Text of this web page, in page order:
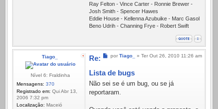
Ray Felton - Vince Carter - Ronnie Brewer -
Josh Smith - Spencer Hawes
Eddie House - Kellenna Azubuike - Marc Gasol
Beno Udrih - Channing Frye - Robert Swift
Tiago_
Nível 6: Fraldinha
Mensagens: 370
Registrado em: Qui Abr 13,
2006 7:32 pm
Localização: Maceió
Mensagem
por Tiago_ » Ter Out 26, 2010 11:26 am
Re:
Lista de bugs
Não sei se é um bug, ou se já
reportaram.